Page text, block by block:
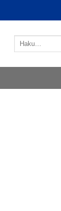
Etsi: